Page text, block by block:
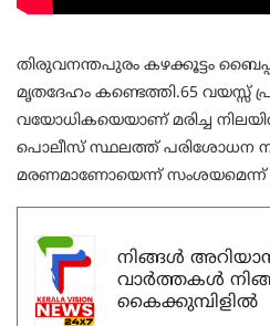
തിരുവനന്തപുരം കഴക്കൂട്ടം
മൃതദേഹം കണ്ടെത്തി.65 വയസ്സ്
വയോധികയെയാണ് മരിച്ച
പൊലീസ് സ്ഥലത്ത് പരിശോധന
മരണമാണോയെന്ന് സംശയമെന്ന്
നിങ്ങൾ
വാർത്തകൾ
കൈക്കുമ്പിളിൽ